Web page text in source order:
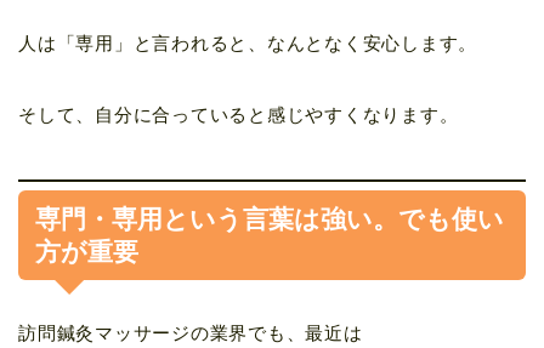
人は「専用」と言われると、なんとなく安心します。
そして、自分に合っていると感じやすくなります。
専門・専用という言葉は強い。でも使い
方が重要
訪問鍼灸マッサージの業界でも、最近は